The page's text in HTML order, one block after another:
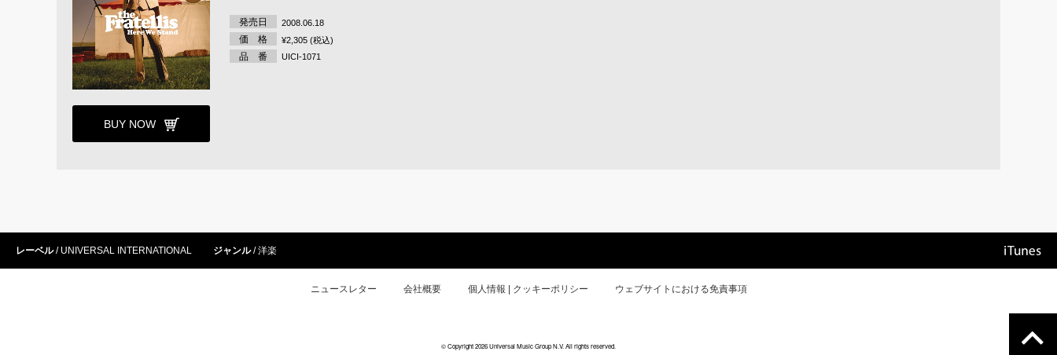
BUY NOW
発売日 2008.06.18
価 格 ¥2,305 (税込)
品 番 UICI-1071
レーベル UNIVERSAL INTERNATIONAL ジャンル 洋楽
ニュースレター 会社概要 個人情報 | クッキーポリシー ウェブサイトにおける免責事項
© Copyright 2026 Universal Music Group N.V. All rights reserved.